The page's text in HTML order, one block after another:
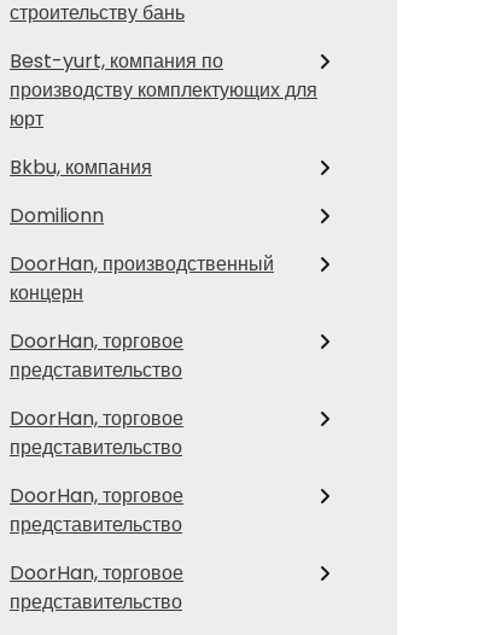
строительству бань
Best-yurt, компания по
производству комплектующих для
юрт
Bkbu, компания
Domilionn
DoorHan, производственный
концерн
DoorHan, торговое
представительство
DoorHan, торговое
представительство
DoorHan, торговое
представительство
DoorHan, торговое
представительство